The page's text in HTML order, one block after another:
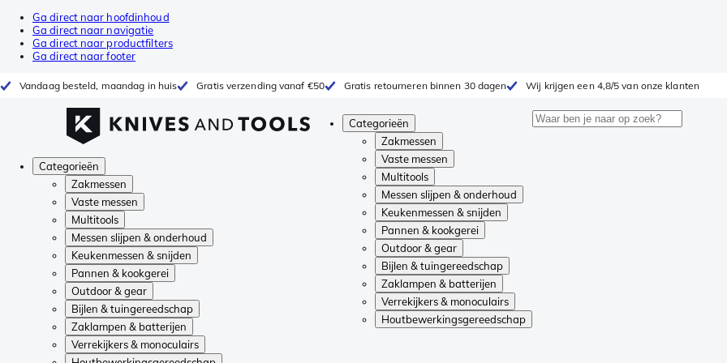
Ga direct naar hoofdinhoud
Ga direct naar navigatie
Ga direct naar productfilters
Ga direct naar footer
Vandaag besteld, maandag in huis Gratis verzending vanaf €50 Gratis retourneren binnen 30 dagen Wij krijgen een 4,8/5 van onze klanten
Categorieën
Zakmessen
Vaste messen
Multitools
Messen slijpen & onderhoud
Keukenmessen & snijden
Pannen & kookgerei
Outdoor & gear
Bijlen & tuingereedschap
Zaklampen & batterijen
Verrekijkers & monoculairs
Houtbewerkingsgereedschap
Categorieën
Zakmessen
Vaste messen
Multitools
Messen slijpen & onderhoud
Keukenmessen & snijden
Pannen & kookgerei
Outdoor & gear
Bijlen & tuingereedschap
Zaklampen & batterijen
Verrekijkers & monoculairs